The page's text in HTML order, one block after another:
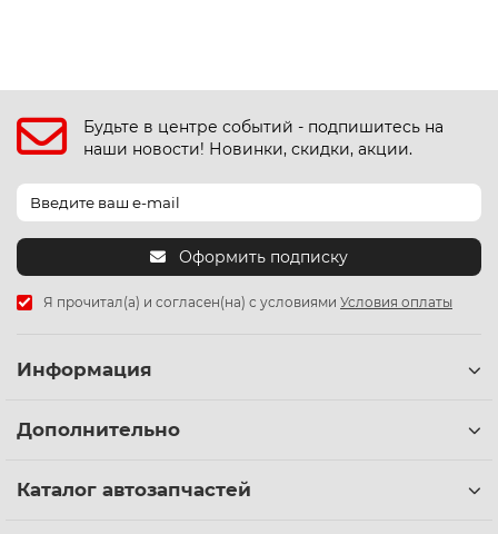
Будьте в центре событий - подпишитесь на
наши новости! Новинки, скидки, акции.
Оформить подписку
Я прочитал(а) и согласен(на) с условиями Условия оплаты
Информация
Дополнительно
Каталог автозапчастей